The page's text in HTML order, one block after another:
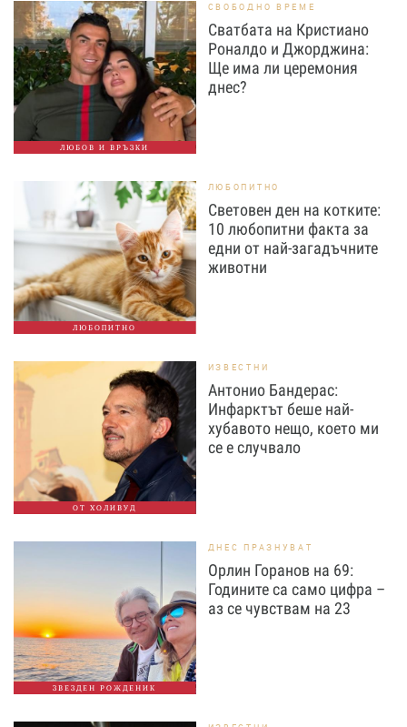
ЛЮБОВ И ВРЪЗКИ
СВОБОДНО ВРЕМЕ
Сватбата на Кристиано
Роналдо и Джорджина:
Ще има ли церемония
днес?
ЛЮБОПИТНО
ЛЮБОПИТНО
Световен ден на котките:
10 любопитни факта за
едни от най-загадъчните
животни
ОТ ХОЛИВУД
ИЗВЕСТНИ
Антонио Бандерас:
Инфарктът беше най-
хубавото нещо, което ми
се е случвало
ЗВЕЗДЕН РОЖДЕНИК
ДНЕС ПРАЗНУВАТ
Орлин Горанов на 69:
Годините са само цифра –
аз се чувствам на 23